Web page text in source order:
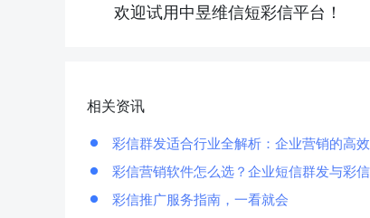
欢迎试用中昱维信短彩信平台！
相关资讯
彩信群发适合行业全解析：企业营销的高
彩信营销软件怎么选？企业短信群发与彩
彩信推广服务指南，一看就会